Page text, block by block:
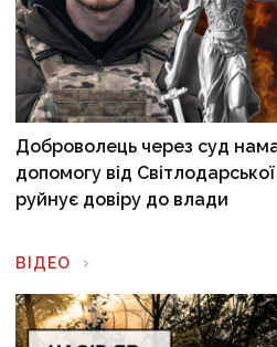
Доброволець через суд
допомогу від
руйнує довіру до влади
ВІДЕО